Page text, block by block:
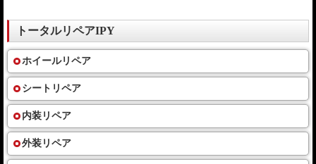
トータルリペアIPY
ホイールリペア
シートリペア
内装リペア
外装リペア